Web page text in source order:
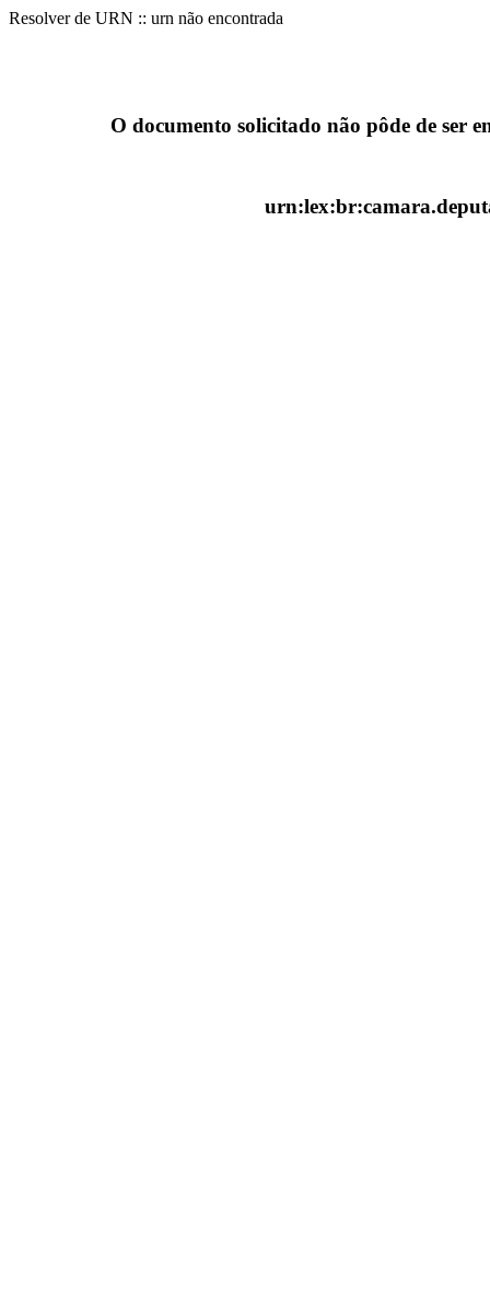
Resolver de URN :: urn não encontrada
O documento solicitado não pôde de ser